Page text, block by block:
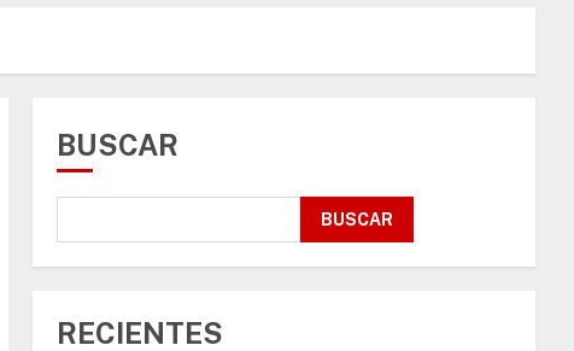
BUSCAR
BUSCAR
RECIENTES